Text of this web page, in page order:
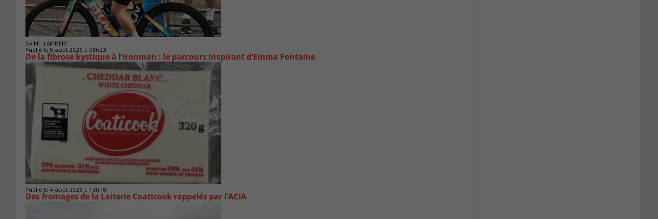
SAINT-LAMBERT
Publié le 5 août 2026 à 08h23
De la fibrose kystique à l’Ironman : le parcours inspirant d’Emma Fontaine
Publié le 4 août 2026 à 13h18
Des fromages de la Laiterie Coaticook rappelés par l’ACIA